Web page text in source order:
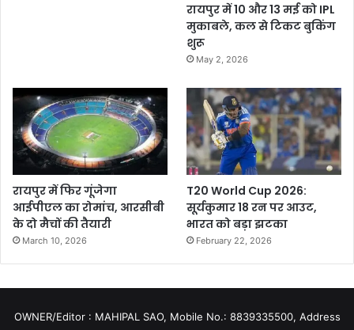
रायपुर में 10 और 13 मई को IPL
मुकाबले, कल से टिकट बुकिंग
शुरू
May 2, 2026
रायपुर में फिर गूंजेगा
आईपीएल का रोमांच, आरसीबी
के दो मैचों की तैयारी
March 10, 2026
T20 World Cup 2026:
सूर्यकुमार 18 रन पर आउट,
भारत को बड़ा झटका
February 22, 2026
OWNER/Editor : MAHIPAL SAO, Mobile No.: 8839335500, Address